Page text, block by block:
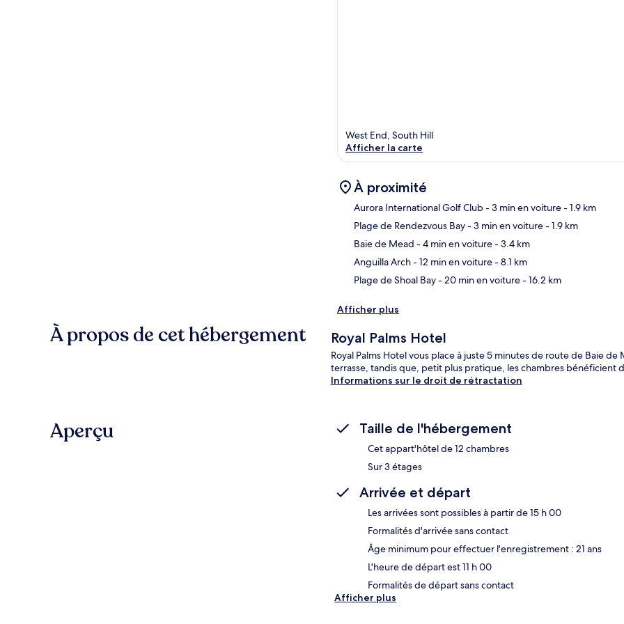
West End, South Hill
Afficher la carte
À proximité
Aurora International Golf Club- 3 min en voiture- 1.9 km
Plage de Rendezvous Bay- 3 min en voiture- 1.9 km
Baie de Mead - 4 min en voiture- 3.4 km
Anguilla Arch- 12 min en voiture- 8.1 km
Plage de Shoal Bay- 20 min en voiture- 16.2 km
Afficher plus
À propos de cet hébergement Royal Palms Hotel
Royal Palms Hotel vous place à juste 5 minutes de route de Baie
terrasse, tandis que, petit plus pratique, les chambres
Informations sur le droit de rétractation
Aperçu Taille de l'hébergement
Cet appart'hôtel de 12 chambres
Sur 3 étages
Arrivée et départ
Les arrivées sont possibles à partir de 15 h 00
Formalités d'arrivée sans contact
Âge minimum pour effectuer l'enregistrement : 21 ans
L'heure de départ est 11 h 00
Formalités de départ sans contact
Afficher plus